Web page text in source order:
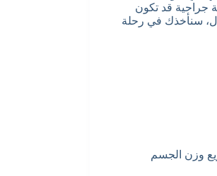
جراحية قد تكون
سنأخذك في رحلة
وزن الجسم